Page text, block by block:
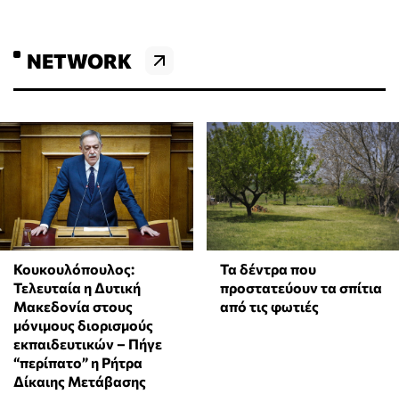
NETWORK
Κουκουλόπουλος:
Τελευταία η Δυτική
Μακεδονία στους
μόνιμους διορισμούς
εκπαιδευτικών – Πήγε
“περίπατο” η Ρήτρα
Δίκαιης Μετάβασης
Τα δέντρα που
προστατεύουν τα σπίτια
από τις φωτιές